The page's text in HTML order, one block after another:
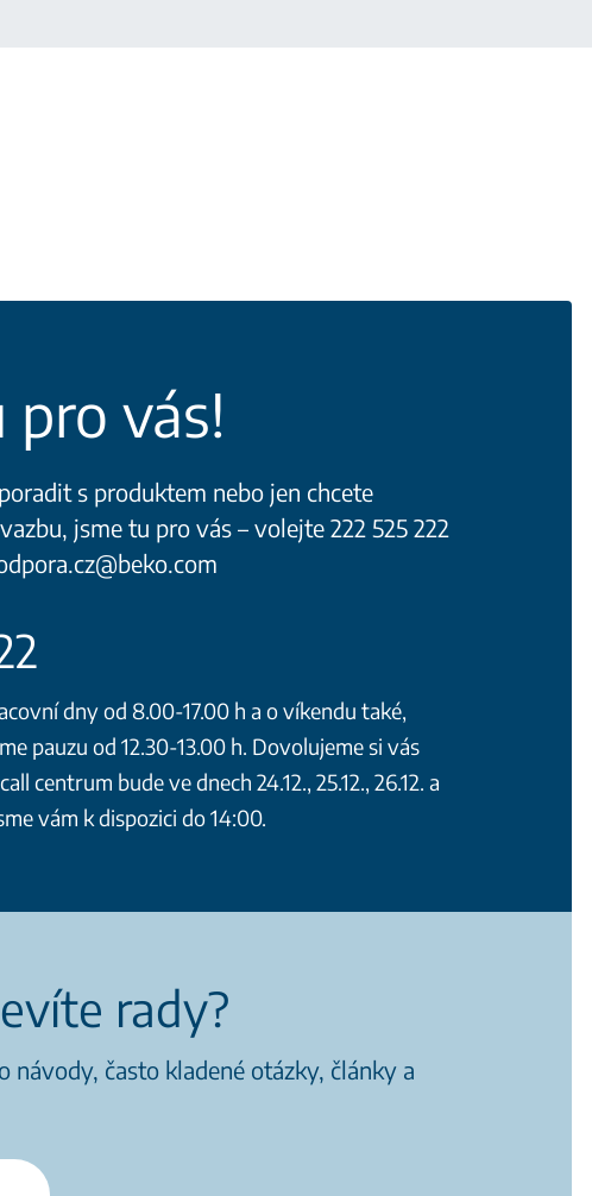
pro vás!
s produktem nebo jen chcete
jsme tu pro vás – volejte 222 525 222
dny od 8.00-17.00 h a o víkendu také,
pauzu od 12.30-13.00 h. Dovolujeme si vás
centrum bude ve dnech 24.12., 25.12., 26.12. a
vám k dispozici do 14:00.
rady?
návody, často kladené otázky, články a